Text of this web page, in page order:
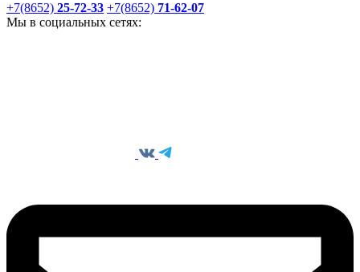
+7(8652) 25-72-33 +7(8652) 71-62-07
Мы в социальных сетях: